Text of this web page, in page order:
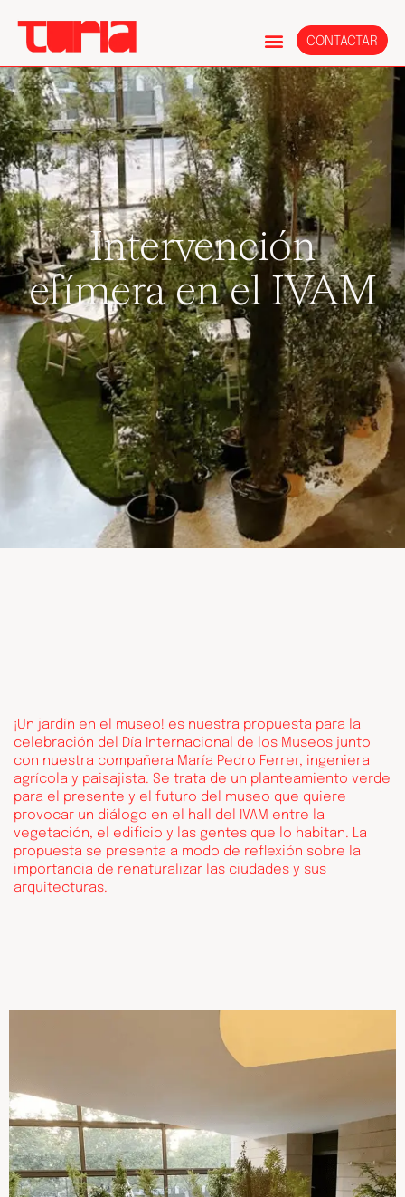
CONTACTAR
Intervención
efímera en el IVAM
¡Un jardín en el museo! es nuestra propuesta para la
celebración del Día Internacional de los Museos junto
con nuestra compañera María Pedro Ferrer, ingeniera
agrícola y paisajista. Se trata de un planteamiento verde
para el presente y el futuro del museo que quiere
provocar un diálogo en el hall del IVAM entre la
vegetación, el edificio y las gentes que lo habitan. La
propuesta se presenta a modo de reflexión sobre la
importancia de renaturalizar las ciudades y sus
arquitecturas.